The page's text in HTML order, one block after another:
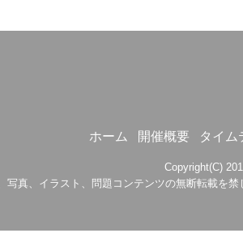
ホーム 開催概要 タイム
Copyright(C)
写真、イラスト、問題コンテンツの無断転載を